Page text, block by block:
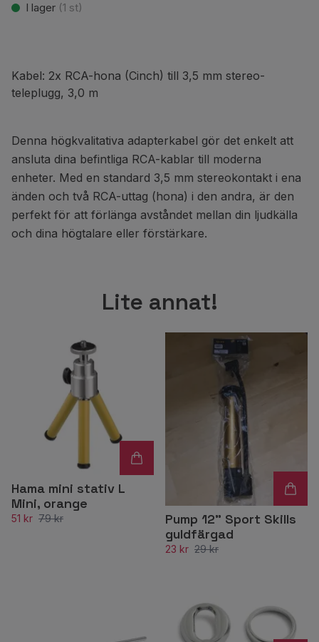
I lager (1 st)
Kabel: 2x RCA-hona (Cinch) till 3,5 mm stereo-
teleplugg, 3,0 m
Denna högkvalitativa adapterkabel gör det enkelt att
ansluta dina befintliga RCA-kablar till moderna
enheter. Med en standard 3,5 mm stereokontakt i ena
änden och två RCA-uttag (hona) i den andra, är den
perfekt för att förlänga avståndet mellan din ljudkälla
och dina högtalare eller förstärkare.
Lite annat!
Hama mini stativ L
Mini, orange
51 kr 79 kr
Pump 12" Sport Skills
guldfärgad
23 kr 29 kr